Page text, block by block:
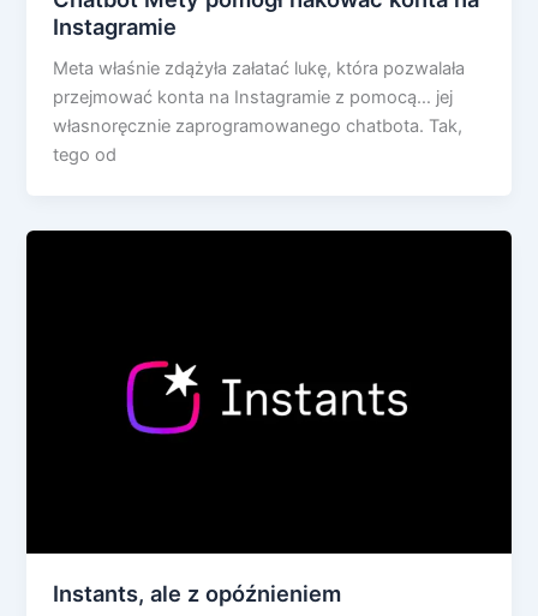
Instagramie
Meta właśnie zdążyła załatać lukę, która pozwalała
przejmować konta na Instagramie z pomocą… jej
własnoręcznie zaprogramowanego chatbota. Tak,
tego od
Instants, ale z opóźnieniem